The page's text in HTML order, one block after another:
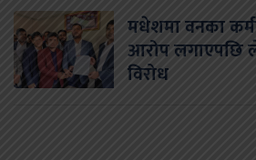
मधेशमा वनका
आरोप लगाएपछि
विरोध